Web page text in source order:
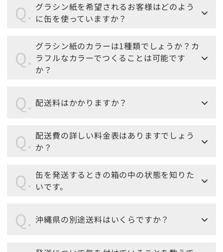
グラシン紙を希望されるお客様はどのよう
に缶を使っていますか？
グラシン紙のカラーは1種類でしょうか？カ
ラフルなカラーでつくることは可能です
か？
配送料はかかりますか？
配送費の詳しい料金表はありますでしょう
か？
缶を発送するときの箱の中の状態を知りた
いです。
沖縄県の別途送料はいくらですか？